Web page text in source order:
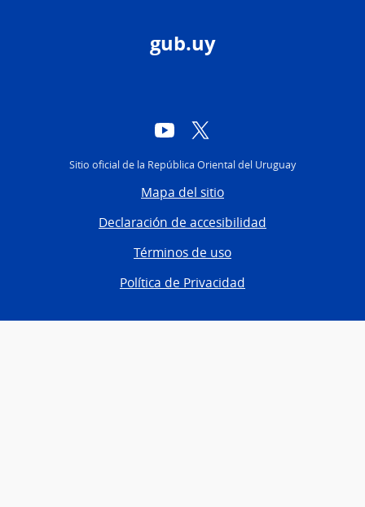
gub.uy
YouTube
Sitio oficial de la República Oriental del Uruguay
Mapa del sitio
Declaración de accesibilidad
Términos de uso
Política de Privacidad